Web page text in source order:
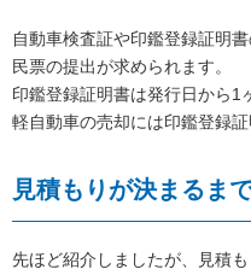
自動車検査証や印鑑登録証明
民票の提出が求められます。
印鑑登録証明書は発行日から1
軽自動車の売却には印鑑登録証
見積もりが決まるま
先ほど紹介しましたが、見積